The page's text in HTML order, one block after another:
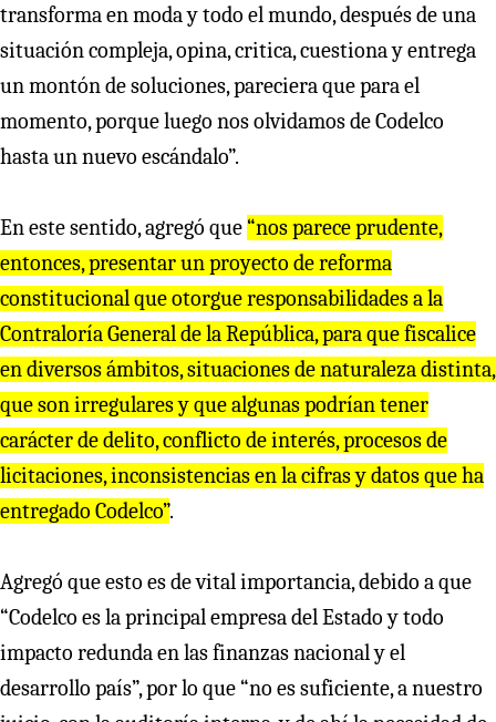
transforma en moda y todo el mundo, después de una
situación compleja, opina, critica, cuestiona y entrega
un montón de soluciones, pareciera que para el
momento, porque luego nos olvidamos de Codelco
hasta un nuevo escándalo”.
En este sentido, agregó que “nos parece prudente,
entonces, presentar un proyecto de reforma
constitucional que otorgue responsabilidades a la
Contraloría General de la República, para que fiscalice
en diversos ámbitos, situaciones de naturaleza distinta,
que son irregulares y que algunas podrían tener
carácter de delito, conflicto de interés, procesos de
licitaciones, inconsistencias en la cifras y datos que ha
entregado Codelco”.
Agregó que esto es de vital importancia, debido a que
“Codelco es la principal empresa del Estado y todo
impacto redunda en las finanzas nacional y el
desarrollo país”, por lo que “no es suficiente, a nuestro